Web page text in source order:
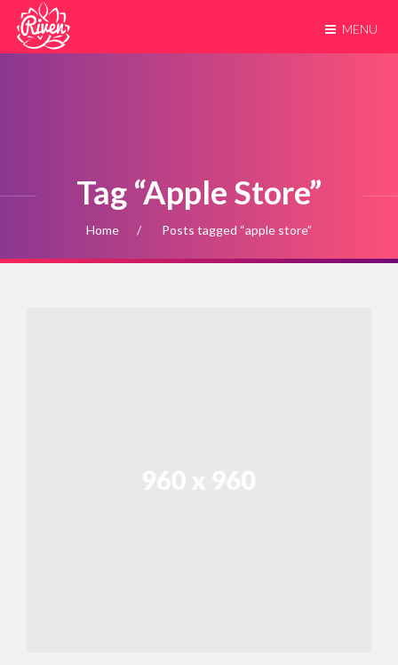
MENU
Tag “apple Store”
Home Posts tagged “apple store”